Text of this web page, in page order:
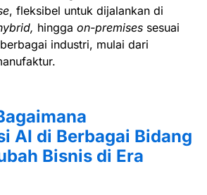
, fleksibel untuk dijalankan di
hingga on-premises sesuai
industri, mulai dari
AI di Berbagai Bidang
Bisnis di Era